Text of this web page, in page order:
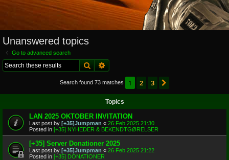
Unanswered topics
Go to advanced search
Search
Search found 73 matches 1 2 3
Topics
LAN 2025 OKTOBER INVITATION
Last post by [+35]Jumpman « 26 Feb 2025 21:30
Posted in [+35] NYHEDER & BEKENDTGØRELSER
[+35] Server Donationer 2025
Last post by [+35]Jumpman « 26 Feb 2025 21:22
Posted in [+35] DONATIONER